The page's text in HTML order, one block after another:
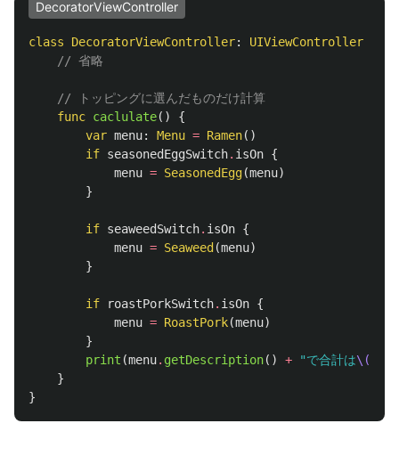
DecoratorViewController
class DecoratorViewController: UIViewController
// 省略
// トッピングに選んだものだけ計算
func caclulate()
{
var menu: Menu = Ramen()
if seasonedEggSwitch. isOn {
menu = SeasonedEgg(menu)
}
if seaweedSwitch. isOn {
menu = Seaweed (menu)
}
if roastPorkSwitch. isOn {
menu = RoastPork(menu)
}
print (menu. getDescription() + "で合計は\(
}
}